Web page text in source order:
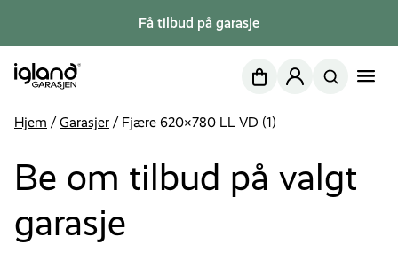
Få tilbud på garasje
NettbutikkMin side
Hjem /Garasjer / Fjære 620×780 LL VD (1)
Be om tilbud på valgt
garasje